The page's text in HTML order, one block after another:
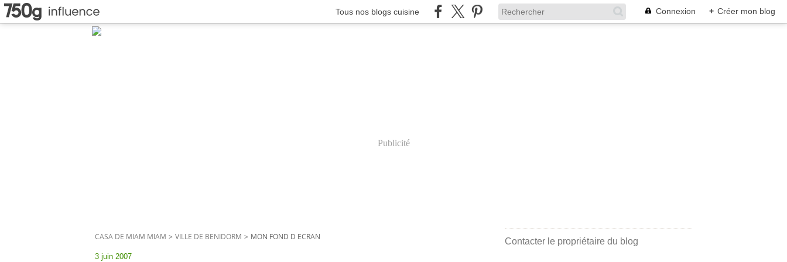
Tous nos blogs cuisine Connexion + Créer mon blog
Publicité
CASA DE MIAM MIAM > VILLE DE BENIDORM > MON FOND D ECRAN
3 juin 2007
Contacter le propriétaire du blog